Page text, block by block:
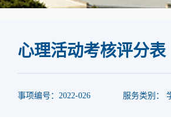
心理活动考核评分表
事项编号：2022-026 服务类别：